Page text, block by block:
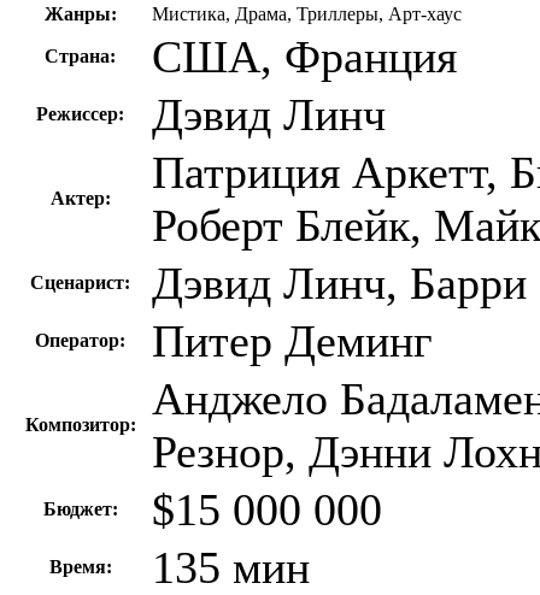
Жанры: Мистика, Драма, Триллеры, Арт-хаус
Страна: США, Франция
Режиссер: Дэвид Линч
Актер:
Патриция Аркетт,
Роберт Блейк,
Сценарист: Дэвид Линч,
Оператор: Питер Деминг
Композитор:
Анджело
Резнор, Дэнни
Бюджет: $15 000 000
Время: 135 мин